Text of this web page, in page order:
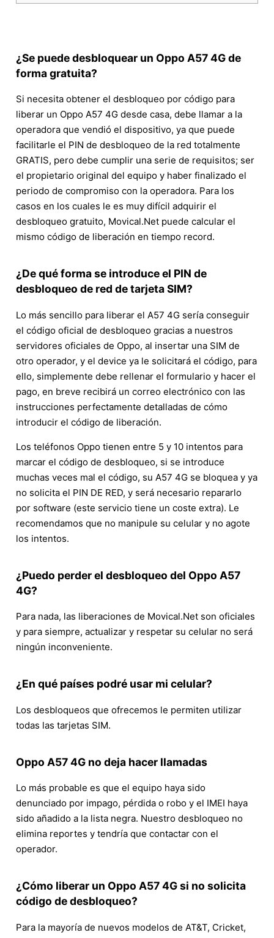
¿Se puede desbloquear un Oppo A57 4G de
forma gratuita?
Si necesita obtener el desbloqueo por código para
liberar un Oppo A57 4G desde casa, debe llamar a la
operadora que vendió el dispositivo, ya que puede
facilitarle el PIN de desbloqueo de la red totalmente
GRATIS, pero debe cumplir una serie de requisitos; ser
el propietario original del equipo y haber finalizado el
periodo de compromiso con la operadora. Para los
casos en los cuales le es muy difícil adquirir el
desbloqueo gratuito, Movical.Net puede calcular el
mismo código de liberación en tiempo record.
¿De qué forma se introduce el PIN de
desbloqueo de red de tarjeta SIM?
Lo más sencillo para liberar el A57 4G sería conseguir
el código oficial de desbloqueo gracias a nuestros
servidores oficiales de Oppo, al insertar una SIM de
otro operador, y el device ya le solicitará el código, para
ello, simplemente debe rellenar el formulario y hacer el
pago, en breve recibirá un correo electrónico con las
instrucciones perfectamente detalladas de cómo
introducir el código de liberación.
Los teléfonos Oppo tienen entre 5 y 10 intentos para
marcar el código de desbloqueo, si se introduce
muchas veces mal el código, su A57 4G se bloquea y ya
no solicita el PIN DE RED, y será necesario repararlo
por software (este servicio tiene un coste extra). Le
recomendamos que no manipule su celular y no agote
los intentos.
¿Puedo perder el desbloqueo del Oppo A57
4G?
Para nada, las liberaciones de Movical.Net son oficiales
y para siempre, actualizar y respetar su celular no será
ningún inconveniente.
¿En qué países podré usar mi celular?
Los desbloqueos que ofrecemos le permiten utilizar
todas las tarjetas SIM.
Oppo A57 4G no deja hacer llamadas
Lo más probable es que el equipo haya sido
denunciado por impago, pérdida o robo y el IMEI haya
sido añadido a la lista negra. Nuestro desbloqueo no
elimina reportes y tendría que contactar con el
operador.
¿Cómo liberar un Oppo A57 4G si no solicita
código de desbloqueo?
Para la mayoría de nuevos modelos de AT&T, Cricket,